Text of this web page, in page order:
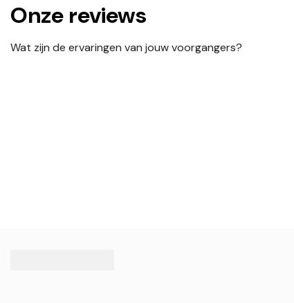
Onze reviews
Wat zijn de ervaringen van jouw voorgangers?